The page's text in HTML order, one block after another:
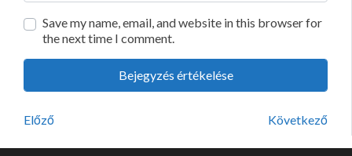
Save my name, email, and website in this browser for
the next time I comment.
Előző Következő